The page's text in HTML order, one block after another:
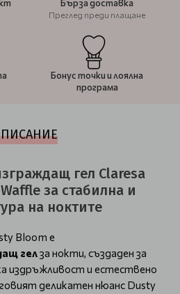
Бърза доставка
Преглед преди плащане
Бонус точки и лоялна
програма
гел Claresa
за стабилна и
на ноктите
Bloom е
гелза нокти, създаден за
издръжливост и естествено
деликатен нюанс Dusty